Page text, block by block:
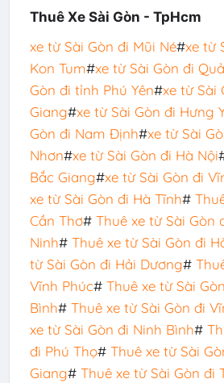
Thuê Xe Sài Gòn - TpHcm
xe từ Sài Gòn đi Mũi Né#xe từ
Kon Tum#xe từ Sài Gòn đi
Gòn đi tỉnh Phú Yên#xe từ Sài
Giang#xe từ Sài Gòn đi Hưng
Gòn đi Nam Định#xe từ Sài
Nhơn#xe từ Sài Gòn đi Hà Nội
Bắc Giang#xe từ Sài Gòn đi
xe từ Sài Gòn đi Hà Tĩnh#
Cần Thơ# Thuê xe từ Sài Gòn
Ninh# Thuê xe từ Sài Gòn đi
từ Sài Gòn đi Hải Dương#
Vĩnh Phúc# Thuê xe từ Sài
Bình# Thuê xe từ Sài Gòn đi
xe từ Sài Gòn đi Ninh Bình#
đi Phú Thọ# Thuê xe từ Sài
Giang# Thuê xe từ Sài Gòn đi